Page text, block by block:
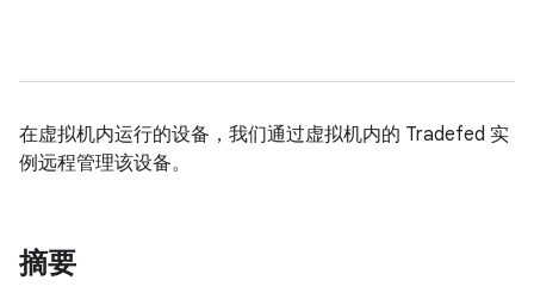
在虚拟机内运行的设备，我们通过虚拟机内的 Tradefed 实
例远程管理该设备。
摘要